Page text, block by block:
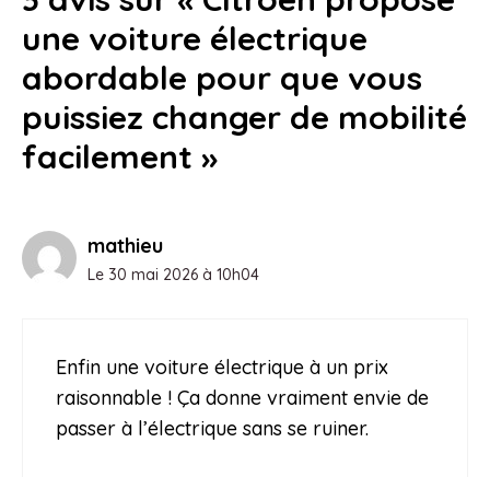
une voiture électrique
abordable pour que vous
puissiez changer de mobilité
facilement »
mathieu
Le 30 mai 2026 à 10h04
Enfin une voiture électrique à un prix
raisonnable ! Ça donne vraiment envie de
passer à l’électrique sans se ruiner.